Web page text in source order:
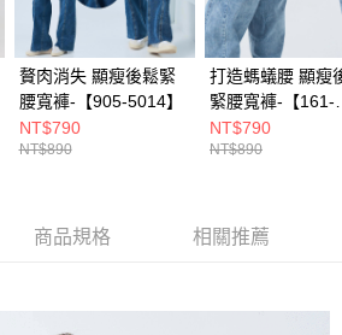
贅肉消失 顯瘦後鬆緊
腰寬褲-【905-5014】
NT$790
NT$890
打造螞蟻腰 顯瘦
緊腰寬褲-【161-
6934】
NT$790
NT$890
商品規格 相關推薦